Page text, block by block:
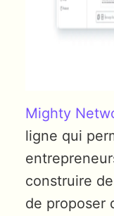
Mighty
ligne qui
construire
de proposer